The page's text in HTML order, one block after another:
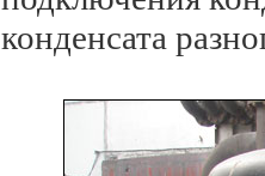
конденсата